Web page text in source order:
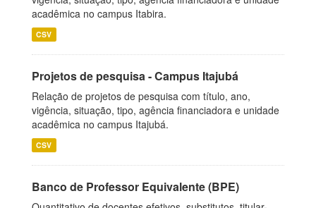
acadêmica no campus Itabira.
CSV
Projetos de pesquisa - Campus Itajubá
Relação de projetos de pesquisa com título, ano,
vigência, situação, tipo, agência financiadora e unidade
acadêmica no campus Itajubá.
CSV
Banco de Professor Equivalente (BPE)